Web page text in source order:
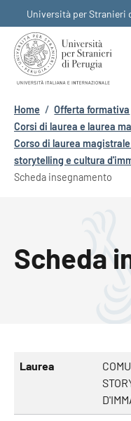
Università per Stranieri
Briciole di
Home / Offerta formativa
Corsi di laurea e laurea
Corso di laurea
storytelling e cultura
Scheda insegnamento
Scheda
Laurea